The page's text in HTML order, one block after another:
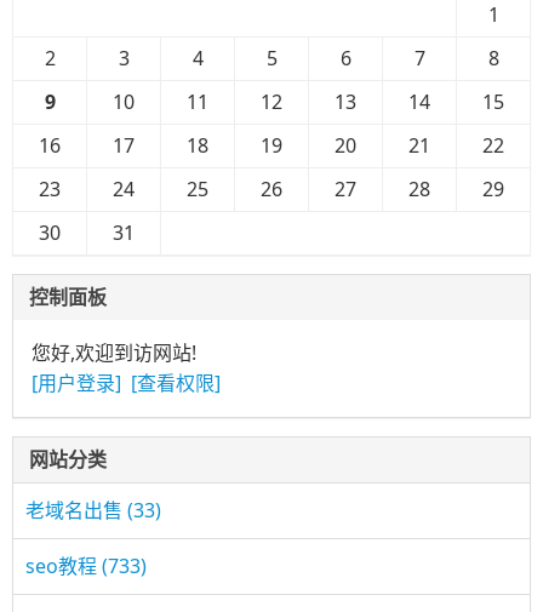
1
2
3 4 5 6 7
8
9
10 11 12 13 14
15
16
17 18 19 20 21
22
23
24 25 26 27 28
29
30
31
控制面板
您好,欢迎到访网站!
[用户登录] [查看权限]
网站分类
老域名出售 (33)
seo教程 (733)